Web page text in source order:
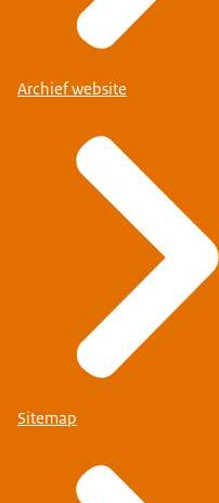
Archief website
Sitemap